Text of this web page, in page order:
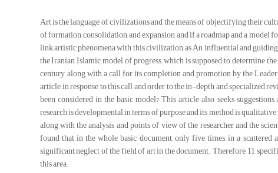
Art is the language of civilizations and the means of objectifying their
of formation, consolidation, and expansion, and if a roadmap and a
link artistic phenomena with this civilization, as An influential and
the Iranian Islamic model of progress, which is supposed to determine
century, along with a call for its completion and promotion by the
article, in response to this call and order to the in-depth and specialized
been considered in the basic model? This article also seeks
research is developmental in terms of purpose and its method is
along with the analysis and points of view of the researcher and the
found that in the whole basic document, only five times, in a
significant neglect of the field of art in the document. Therefore, 11
this area.